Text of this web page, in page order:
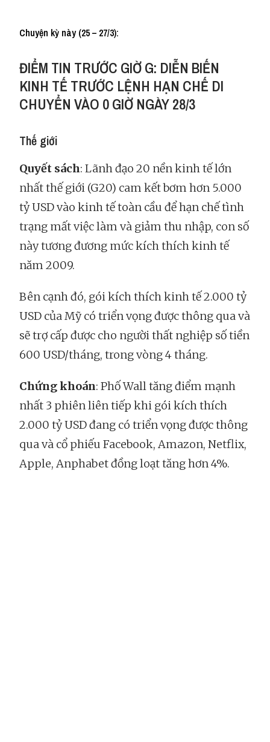
Chuyện kỳ này (25 – 27/3):
ĐIỂM TIN TRƯỚC GIỜ G: DIỄN BIẾN
KINH TẾ TRƯỚC LỆNH HẠN CHẾ DI
CHUYỂN VÀO 0 GIỜ NGÀY 28/3
Thế giới
Quyết sách: Lãnh đạo 20 nền kinh tế lớn
nhất thế giới (G20) cam kết bơm hơn 5.000
tỷ USD vào kinh tế toàn cầu để hạn chế tình
trạng mất việc làm và giảm thu nhập, con số
này tương đương mức kích thích kinh tế
năm 2009.
Bên cạnh đó, gói kích thích kinh tế 2.000 tỷ
USD của Mỹ có triển vọng được thông qua và
sẽ trợ cấp được cho người thất nghiệp số tiền
600 USD/tháng, trong vòng 4 tháng.
Chứng khoán: Phố Wall tăng điểm mạnh
nhất 3 phiên liên tiếp khi gói kích thích
2.000 tỷ USD đang có triển vọng được thông
qua và cổ phiếu Facebook, Amazon, Netflix,
Apple, Anphabet đồng loạt tăng hơn 4%.